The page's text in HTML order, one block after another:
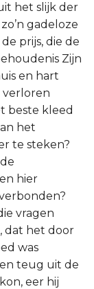
het slijk der
gadeloze
prijs, die de
Zijn
en hart
verloren
beste kleed
het
te steken?
hier
vragen
dat het door
was
teug uit de
eer hij